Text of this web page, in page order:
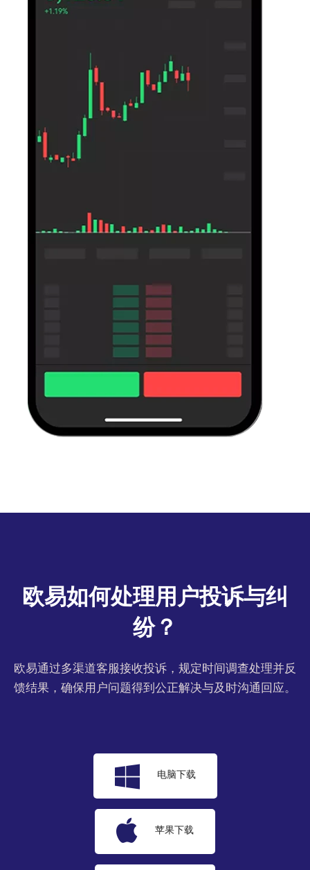
欧易如何处理用户投诉与纠
纷？
欧易通过多渠道客服接收投诉，规定时间调查处理并反
馈结果，确保用户问题得到公正解决与及时沟通回应。
电脑下载
苹果下载